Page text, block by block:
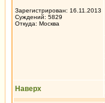
Зарегистрирован: 16.11.2013
Суждений: 5829
Откуда: Москва
Наверх